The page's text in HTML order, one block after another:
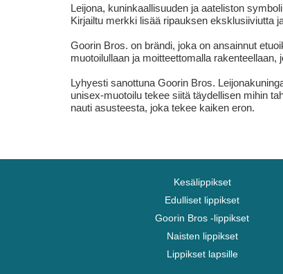
Leijona, kuninkaallisuuden ja aateliston
Kirjailtu merkki lisää ripauksen eksklusiiviutta
Goorin Bros. on brändi, joka on ansainnut
muotoilullaan ja moitteettomalla rakenteellaan,
Lyhyesti sanottuna Goorin Bros.
unisex-muotoilu tekee siitä täydellisen mihin
nauti asusteesta, joka tekee kaiken eron.
Kesälippikset
Edulliset lippikset
Goorin Bros -lippikset
Naisten lippikset
Lippikset lapsille